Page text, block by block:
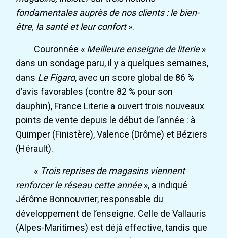
fondamentales auprès de nos clients : le bien-
être, la santé et leur confort».
Couronnée « Meilleure enseigne de literie»
dans un sondage paru, il y a quelques semaines,
dans Le Figaro, avec un score global de 86 %
d’avis favorables (contre 82 % pour son
dauphin), France Literie a ouvert trois nouveaux
points de vente depuis le début de l’année : à
Quimper (Finistère), Valence (Drôme) et Béziers
(Hérault).
« Trois reprises de magasins viennent
renforcer le réseau cette année», a indiqué
Jérôme Bonnouvrier, responsable du
développement de l’enseigne. Celle de Vallauris
(Alpes-Maritimes) est déjà effective, tandis que